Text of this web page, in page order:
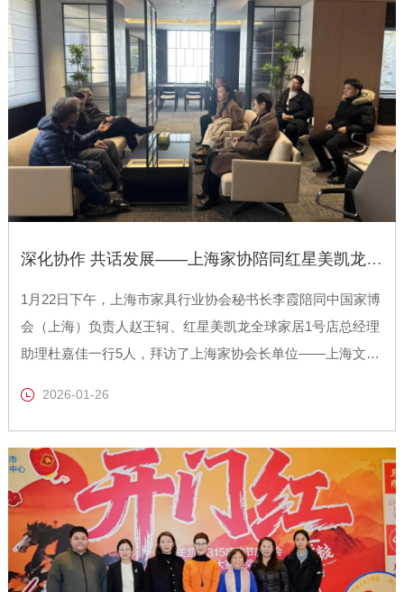
深化协作 共话发展——上海家协陪同红星美凯龙拜访王会长
1月22日下午，上海市家具行业协会秘书长李霞陪同中国家博
会（上海）负责人赵王轲、红星美凯龙全球家居1号店总经理
助理杜嘉佳一行5人，拜访了上海家协会长单位——上海文信
2026-01-26